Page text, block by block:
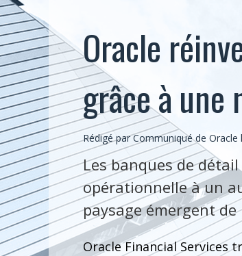
Oracle
grâce à une
Rédigé par Communiqué de Oracle
Les banques de
opérationnelle à un
paysage émergent
Oracle Financial Services